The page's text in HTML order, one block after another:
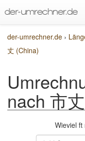
der-umrechner.de ›
丈 (China)
nach 市
Wieviel